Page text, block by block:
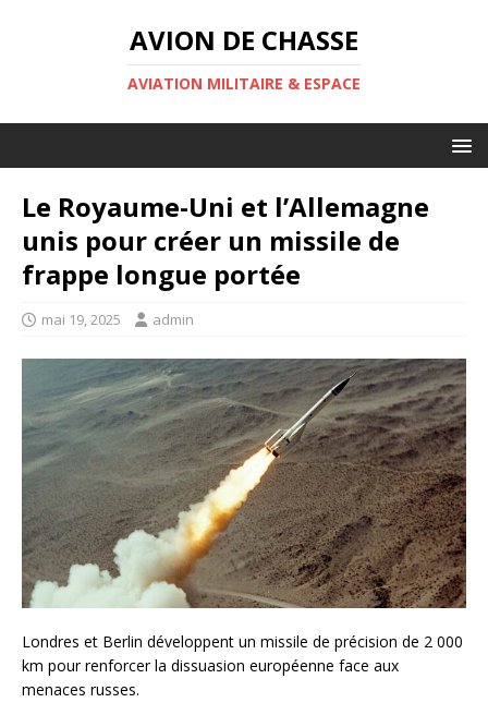
AVION DE CHASSE
AVIATION MILITAIRE & ESPACE
Le Royaume-Uni et l’Allemagne
unis pour créer un missile de
frappe longue portée
mai 19, 2025 admin
Londres et Berlin développent un missile de précision de 2 000
km pour renforcer la dissuasion européenne face aux
menaces russes.